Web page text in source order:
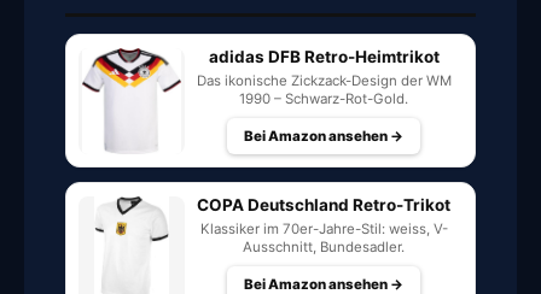
adidas DFB Retro-Heimtrikot
Das ikonische Zickzack-Design der WM
1990 – Schwarz-Rot-Gold.
Bei Amazon ansehen →
COPA Deutschland Retro-Trikot
Klassiker im 70er-Jahre-Stil: weiss, V-
Ausschnitt, Bundesadler.
Bei Amazon ansehen →